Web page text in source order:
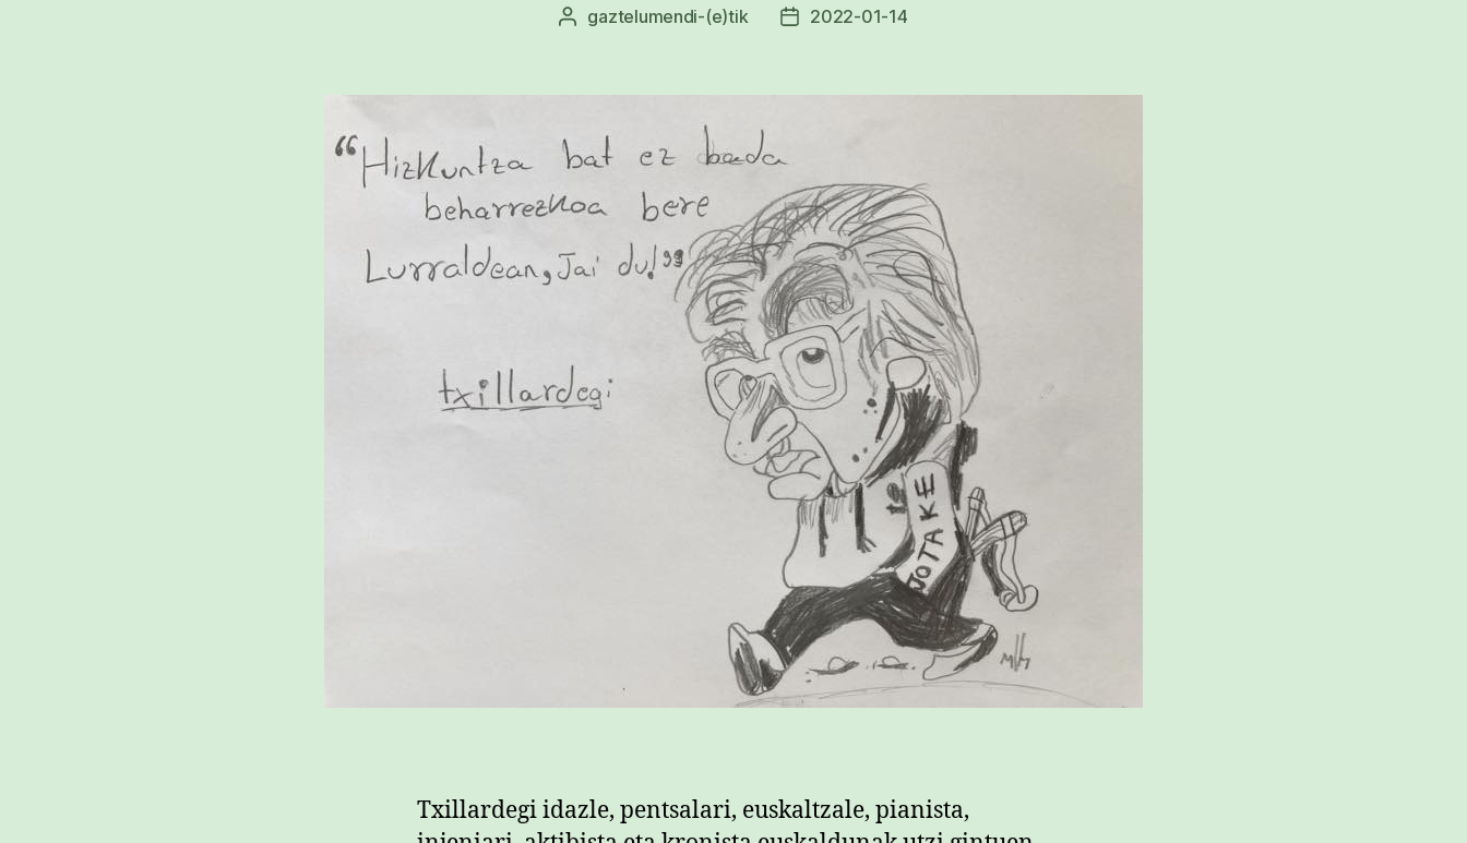
Argitalpenaren
gaztelumendi-(e)tik
Argitalpenaren
2022-01-14
Txillardegi idazle, pentsalari, euskaltzale, pianista,